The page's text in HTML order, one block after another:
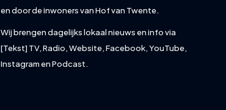
en door de inwoners van Hof van Twente.
Wij brengen dagelijks lokaal nieuws en info via
[Tekst] TV, Radio, Website, Facebook, YouTube,
Instagram en Podcast.